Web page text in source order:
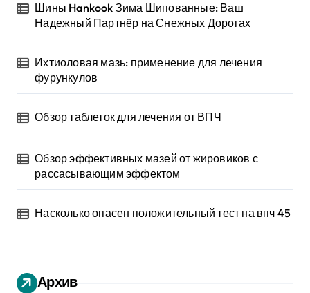
Шины Hankook Зима Шипованные: Ваш
Надежный Партнёр на Снежных Дорогах
Ихтиоловая мазь: применение для лечения
фурункулов
Обзор таблеток для лечения от ВПЧ
Обзор эффективных мазей от жировиков с
рассасывающим эффектом
Насколько опасен положительный тест на впч 45
Архив